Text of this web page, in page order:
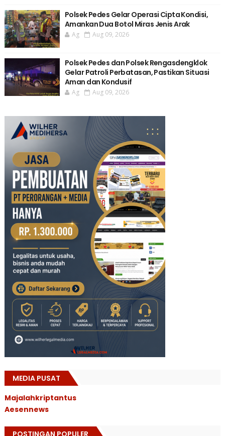
Polsek Pedes Gelar Operasi Cipta Kondisi,
Amankan Dua Botol Miras Jenis Arak
Ag Aug 09, 2026
Polsek Pedes dan Polsek Rengasdengklok
Gelar Patroli Perbatasan, Pastikan Situasi
Aman dan Kondusif
Ag Aug 09, 2026
MEDIA PUSAT
Majalahkriptantus
Aesennews
POSTINGAN POPULER